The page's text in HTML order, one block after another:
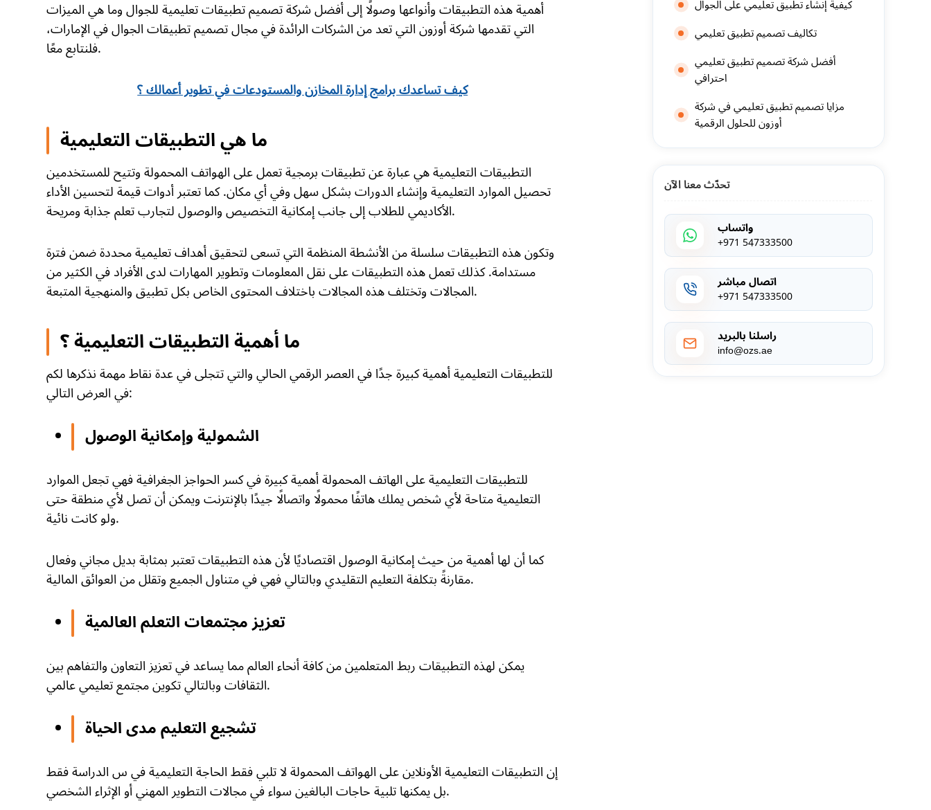
أهمية هذه التطبيقات وأنواعها وصولًا إلى أفضل شركة تصميم تطبيقات تعليمية للجوال وما هي الميزات
التي تقدمها شركة أوزون التي تعد من الشركات الرائدة في مجال تصميم تطبيقات الجوال في الإمارات،
فلنتابع معًا.
كيف تساعدك برامج إدارة المخازن والمستودعات في تطوير أعمالك ؟
ما هي التطبيقات التعليمية
التطبيقات التعليمية هي عبارة عن تطبيقات برمجية تعمل على الهواتف المحمولة وتتيح للمستخدمين
تحصيل الموارد التعليمية وإنشاء الدورات بشكل سهل وفي أي مكان. كما تعتبر أدوات قيمة لتحسين الأداء
الأكاديمي للطلاب إلى جانب إمكانية التخصيص والوصول لتجارب تعلم جذابة ومريحة.
وتكون هذه التطبيقات سلسلة من الأنشطة المنظمة التي تسعى لتحقيق أهداف تعليمية محددة ضمن فترة
مستدامة. كذلك تعمل هذه التطبيقات على نقل المعلومات وتطوير المهارات لدى الأفراد في الكثير من
المجالات وتختلف هذه المجالات باختلاف المحتوى الخاص بكل تطبيق والمنهجية المتبعة.
ما أهمية التطبيقات التعليمية ؟
للتطبيقات التعليمية أهمية كبيرة جدًا في العصر الرقمي الحالي والتي تتجلى في عدة نقاط مهمة نذكرها لكم
في العرض التالي:
الشمولية وإمكانية الوصول
للتطبيقات التعليمية على الهاتف المحمولة أهمية كبيرة في كسر الحواجز الجغرافية فهي تجعل الموارد
التعليمية متاحة لأي شخص يملك هاتفًا محمولًا واتصالًا جيدًا بالإنترنت ويمكن أن تصل لأي منطقة حتى
ولو كانت نائية.
كما أن لها أهمية من حيث إمكانية الوصول اقتصاديًا لأن هذه التطبيقات تعتبر بمثابة بديل مجاني وفعال
مقارنةً بتكلفة التعليم التقليدي وبالتالي فهي في متناول الجميع وتقلل من العوائق المالية.
تعزيز مجتمعات التعلم العالمية
يمكن لهذه التطبيقات ربط المتعلمين من كافة أنحاء العالم مما يساعد في تعزيز التعاون والتفاهم بين
الثقافات وبالتالي تكوين مجتمع تعليمي عالمي.
تشجيع التعليم مدى الحياة
إن التطبيقات التعليمية الأونلاين على الهواتف المحمولة لا تلبي فقط الحاجة التعليمية في س الدراسة فقط
بل يمكنها تلبية حاجات البالغين سواء في مجالات التطوير المهني أو الإثراء الشخصي.
كيفية إنشاء تطبيق تعليمي على الجوال
تكاليف تصميم تطبيق تعليمي
أفضل شركة تصميم تطبيق تعليمي
احترافي
مزايا تصميم تطبيق تعليمي في شركة
أوزون للحلول الرقمية
تحدّث معنا الآن
واتساب
+971 547333500
اتصال مباشر
+971 547333500
راسلنا بالبريد
info@ozs.ae